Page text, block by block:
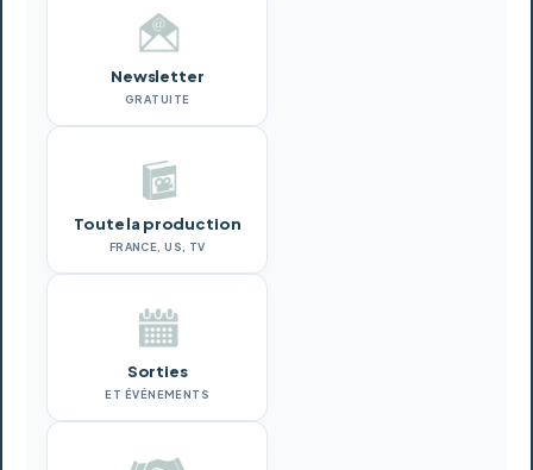
Newsletter
GRATUITE
Toute la production
FRANCE, US, TV
Sorties
ET ÉVÉNEMENTS